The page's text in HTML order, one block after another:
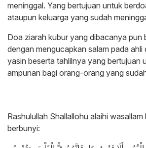
meninggal. Yang bertujuan untuk
ataupun keluarga yang sudah
Doa ziarah kubur yang dibacanya pun
dengan mengucapkan salam pada ahli
yasin beserta tahlilnya yang bertujuan
ampunan bagi orang-orang yang
Rashulullah Shallallohu alaihi
berbunyi: